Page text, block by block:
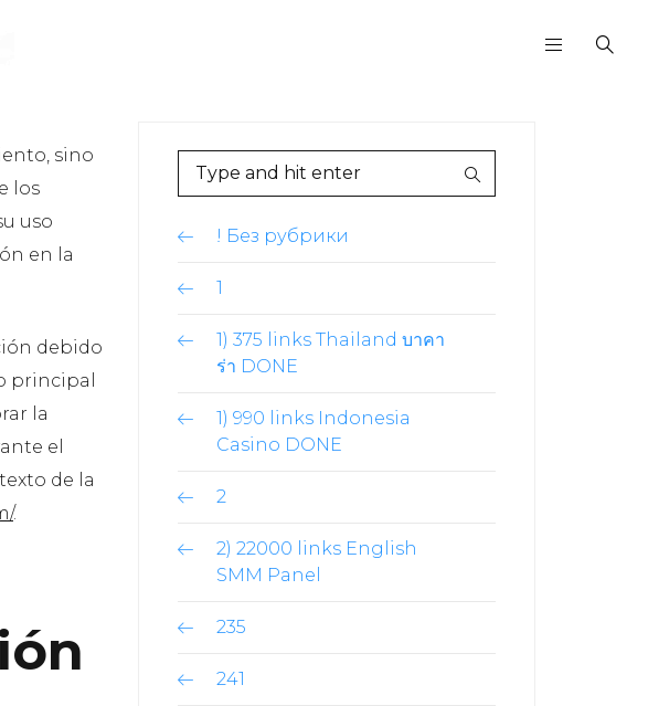
sino
los
uso
en la
debido
principal
la
el
de la
.
! Без рубрики
1
1) 375 links Thailand บาคา
ร่า DONE
1) 990 links Indonesia
Casino DONE
2
2) 22000 links English
SMM Panel
235
241